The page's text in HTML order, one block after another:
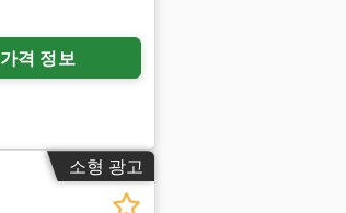
가격 정보
소형 광고